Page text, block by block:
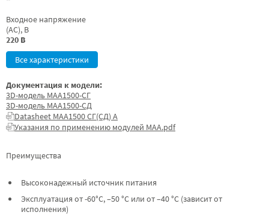
Входное напряжение
(AC), В
220 В
Все характеристики
Преимущества
Высоконадежный источник питания
Эксплуатация от -60°C, –50 °C или от –40 °C (зависит от
исполнения)
Документация к модели:
3D-модель МАА1500-СГ
3D-модель МАА1500-СД
Datasheet МАА1500 СГ(СД) А
Указания по применению модулей МАА.pdf